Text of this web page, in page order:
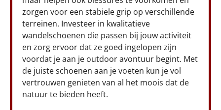
zorgen voor een stabiele grip op verschillende
terreinen. Investeer in kwalitatieve
wandelschoenen die passen bij jouw activiteit
en zorg ervoor dat ze goed ingelopen zijn
voordat je aan je outdoor avontuur begint. Met
de juiste schoenen aan je voeten kun je vol
vertrouwen genieten van al het moois dat de
natuur te bieden heeft.